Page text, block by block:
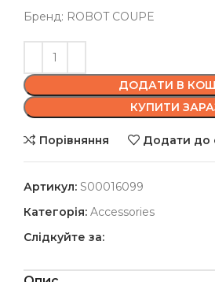
Бренд: ROBOT COUPE
ДОДАТИ В
КУПИТИ
Порівняння Додати до
Артикул: S00016099
Категорія: Accessories
Слідкуйте за: